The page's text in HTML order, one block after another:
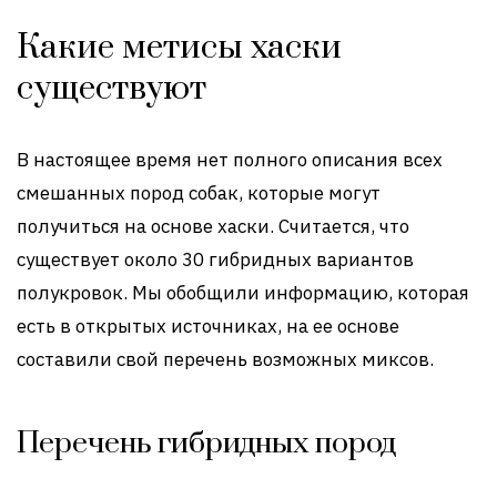
Какие метисы хаски
существуют
В настоящее время нет полного описания всех
смешанных пород собак, которые могут
получиться на основе хаски. Считается, что
существует около 30 гибридных вариантов
полукровок. Мы обобщили информацию, которая
есть в открытых источниках, на ее основе
составили свой перечень возможных миксов.
Перечень гибридных пород